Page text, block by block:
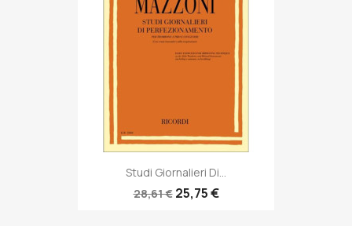
Studi Giornalieri Di...
28,61 € 25,75 €